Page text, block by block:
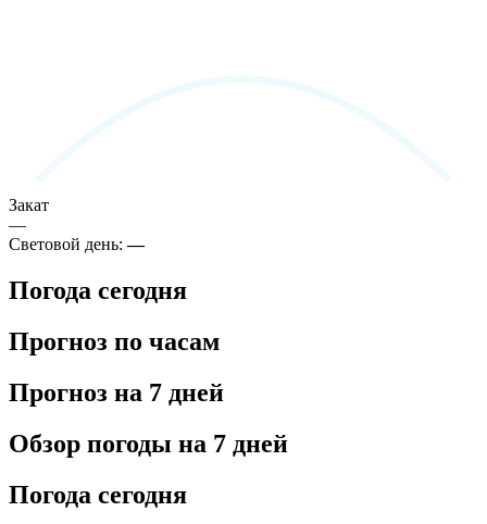
Закат
—
Световой день:—
Погода сегодня
Прогноз по часам
Прогноз на 7 дней
Обзор погоды на 7 дней
Погода сегодня